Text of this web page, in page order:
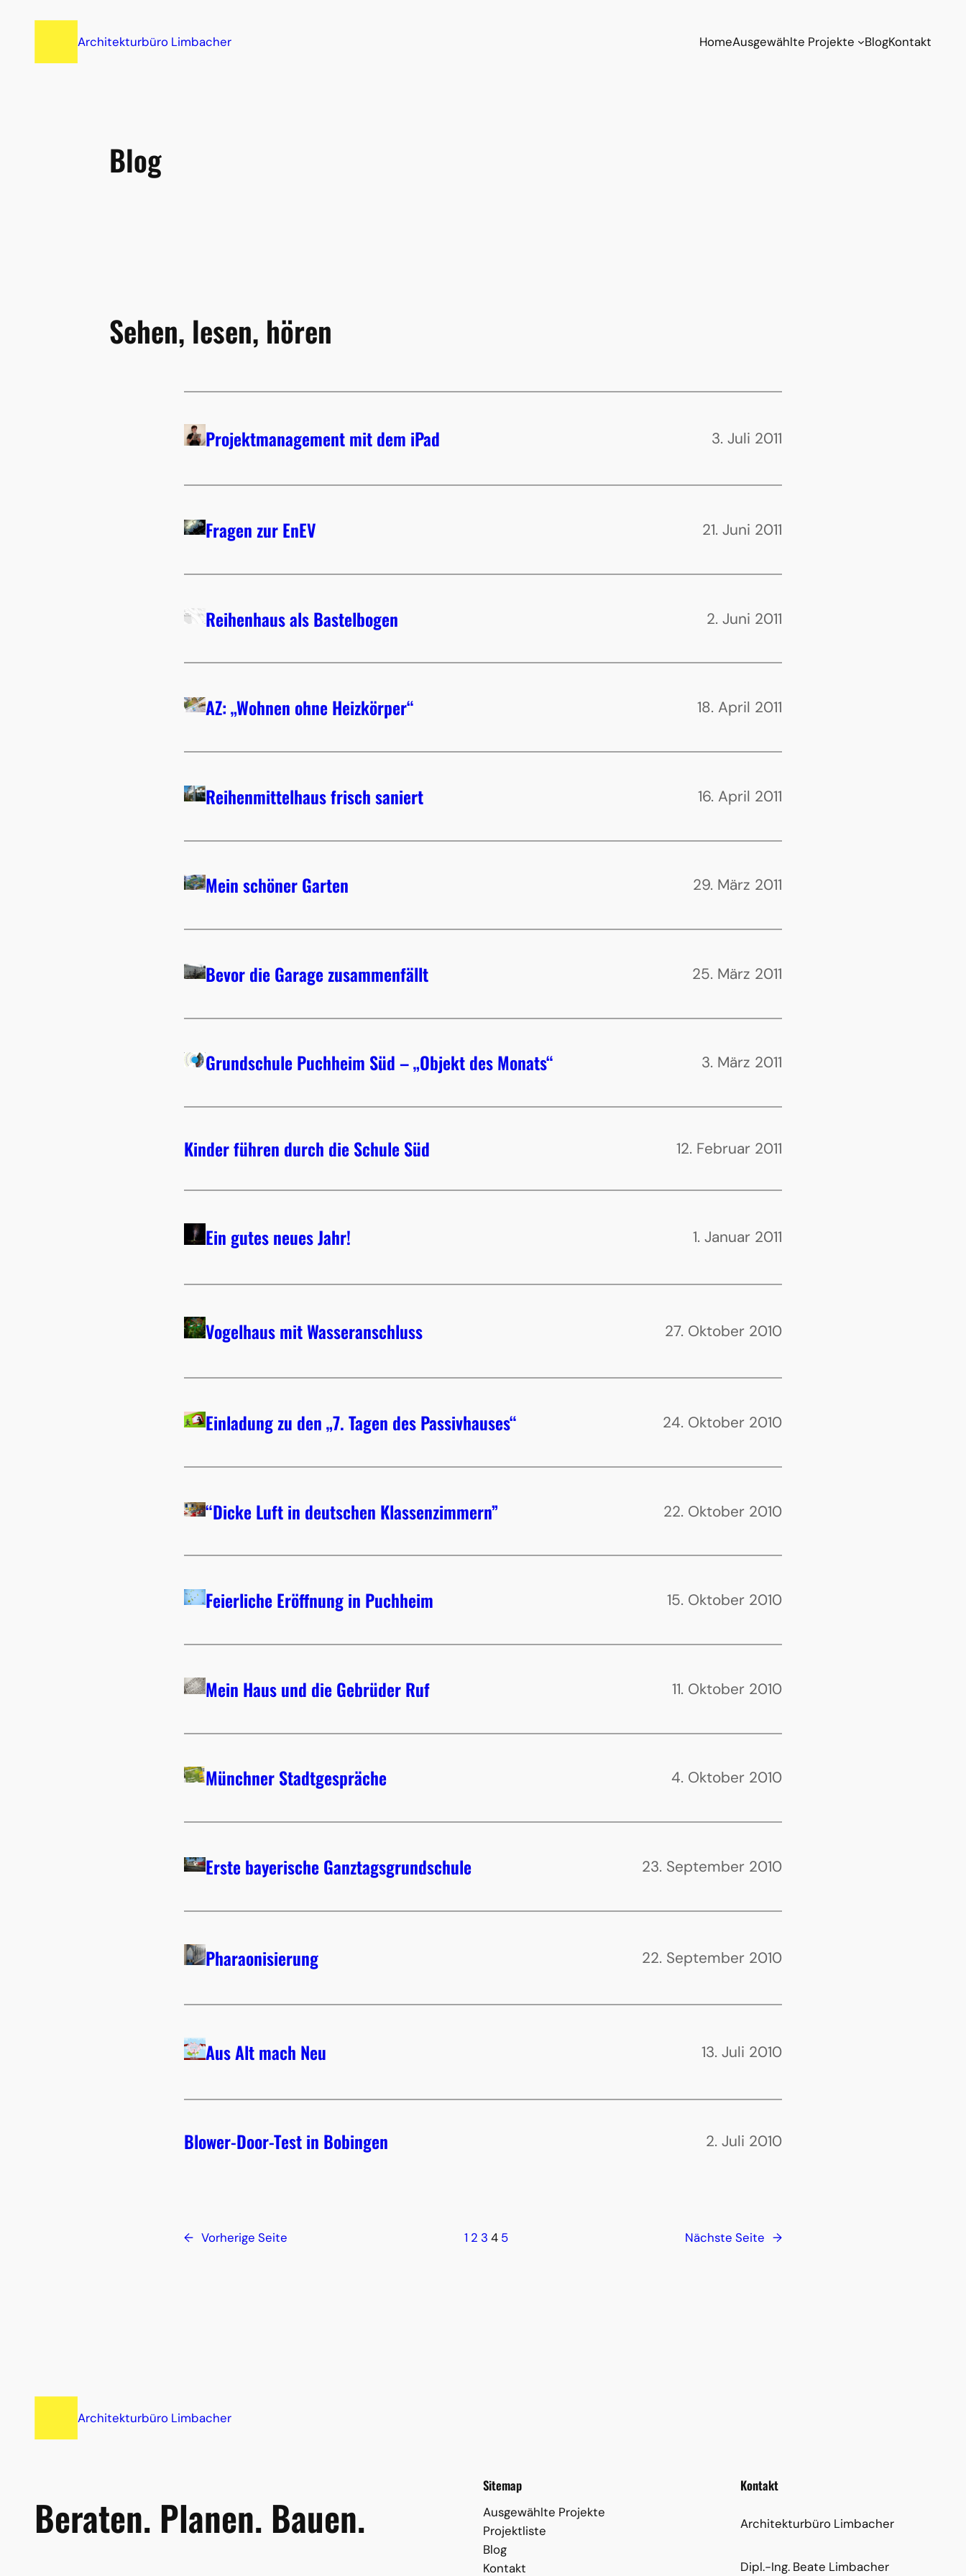
Architekturbüro Limbacher HomeAusgewählte Projekte BlogKontakt
Blog
Sehen, lesen, hören
Projektmanagement mit dem iPad 3. Juli 2011
Fragen zur EnEV 21. Juni 2011
Reihenhaus als Bastelbogen 2. Juni 2011
AZ: „Wohnen ohne Heizkörper“ 18. April 2011
Reihenmittelhaus frisch saniert 16. April 2011
Mein schöner Garten 29. März 2011
Bevor die Garage zusammenfällt 25. März 2011
Grundschule Puchheim Süd – „Objekt des Monats“ 3. März 2011
Kinder führen durch die Schule Süd 12. Februar 2011
Ein gutes neues Jahr! 1. Januar 2011
Vogelhaus mit Wasseranschluss 27. Oktober 2010
Einladung zu den „7. Tagen des Passivhauses“ 24. Oktober 2010
“Dicke Luft in deutschen Klassenzimmern” 22. Oktober 2010
Feierliche Eröffnung in Puchheim 15. Oktober 2010
Mein Haus und die Gebrüder Ruf 11. Oktober 2010
Münchner Stadtgespräche 4. Oktober 2010
Erste bayerische Ganztagsgrundschule 23. September 2010
Pharaonisierung 22. September 2010
Aus Alt mach Neu 13. Juli 2010
Blower-Door-Test in Bobingen 2. Juli 2010
← Vorherige Seite 1 2 3 4 5 Nächste Seite →
Architekturbüro Limbacher
Beraten. Planen. Bauen.
Sitemap
Ausgewählte Projekte
Projektliste
Blog
Kontakt
Kontakt
Architekturbüro Limbacher
Dipl.-Ing. Beate Limbacher